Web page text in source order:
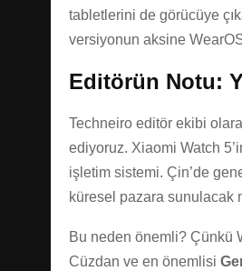
tabletlerini de görücüye
versiyonun aksine
Editörün Notu:
Techneiro editör ekibi
ediyoruz. Xiaomi Watch
işletim sistemi. Çin’de
küresel pazara sunulacak
Bu neden önemli? Çünkü
Cüzdan ve en önemlisi